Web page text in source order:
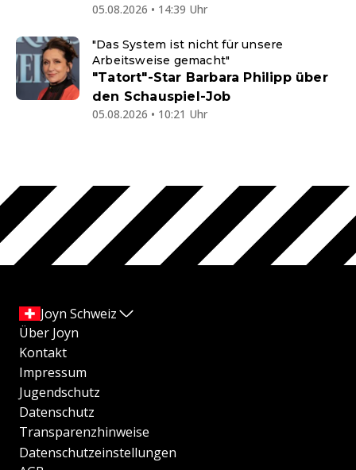
05.08.2026 • 14:39 Uhr
"Das System ist nicht für unsere
Arbeitsweise gemacht"
"Tatort"-Star Barbara Philipp über
den Schauspiel-Job
05.08.2026 • 10:21 Uhr
Joyn Schweiz
Über Joyn
Kontakt
Impressum
Jugendschutz
Datenschutz
Transparenzhinweise
Datenschutzeinstellungen